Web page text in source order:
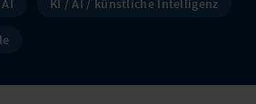
KI / AI / künstliche Intelligenz